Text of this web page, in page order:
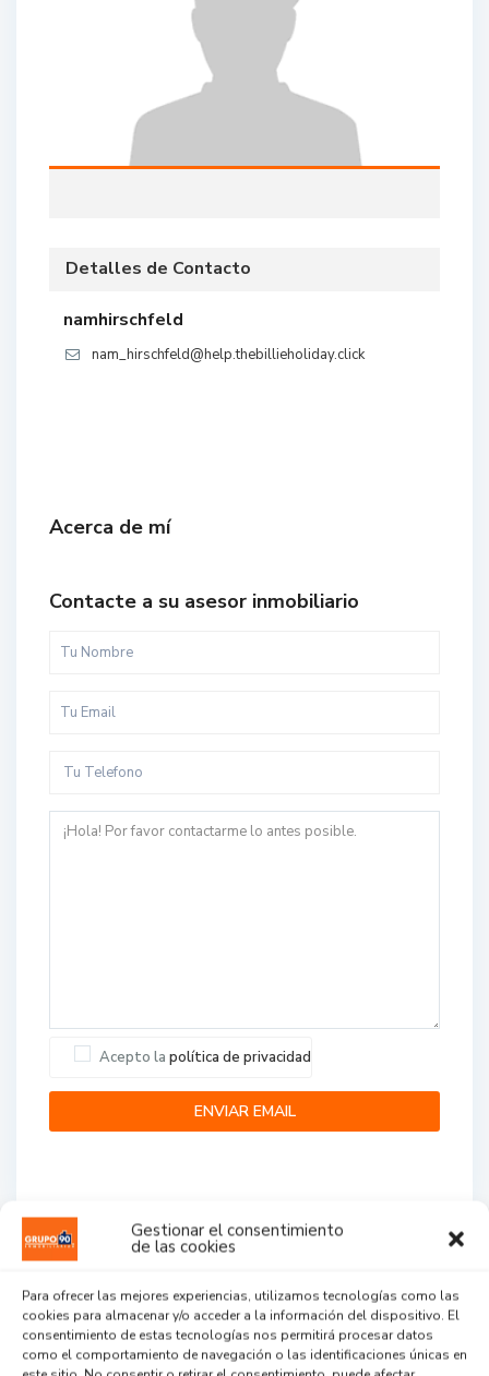
Gestionar el consentimiento
de las cookies
Para ofrecer las mejores experiencias, utilizamos tecnologías como las
cookies para almacenar y/o acceder a la información del dispositivo. El
consentimiento de estas tecnologías nos permitirá procesar datos
como el comportamiento de navegación o las identificaciones únicas en
Detalles de Contacto
namhirschfeld
nam_hirschfeld@help.thebillieholiday.click
Acerca de mí
Contacte a su asesor inmobiliario
Acepto la política de privacidad
...